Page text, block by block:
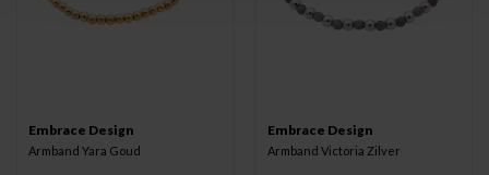
Embrace Design
Armband Yara Goud
Embrace Design
Armband Victoria Zilver